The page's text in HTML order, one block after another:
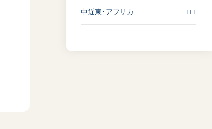
中近東・アフリカ 111